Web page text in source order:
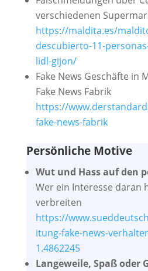
verschiedenen
https://maldita.es/
descubierto-11-
lidl-gijon/
Fake News Geschäfte in
Fake News Fabrik
https://
fake-news-fabrik
Persönliche Motive
Wut und Hass auf den
Wer ein Interesse daran
verbreiten
https://
itung-fake-news-
1.4862245
Langeweile, Spaß oder